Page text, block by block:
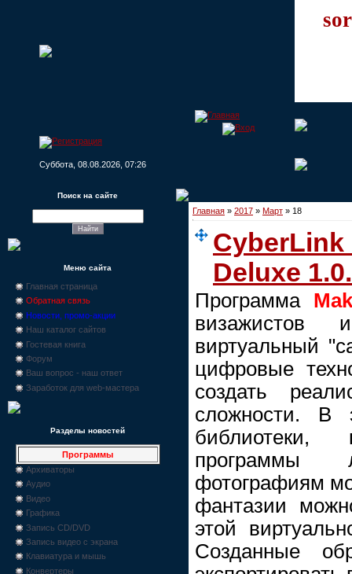
Суббота, 08.08.2026, 07:26
Поиск на сайте
Меню сайта
Главная страница
Обратная связь
Новости, промо-акции
Наш каталог сайтов
Гостевая книга
Форум
Ваш вопрос - наш ответ
Заработок для web-мастера
Разделы новостей
Программы
Архиваторы
Аудио
Видео
Графика
Запись CD/DVD
Запись видео с экрана
Клавиатура и мышь
Конвертеры
Главная » 2017 » Март » 18
CyberLink
Deluxe
Программа
визажистов
виртуальный
цифровые
создать
сложности. В
программы
фотографиям
фантазии
этой
Созданные